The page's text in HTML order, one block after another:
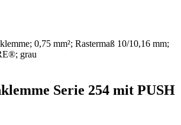
0,75 mm²; Rastermaß 10/10,16 mm;
grau
Serie 254 mit PUSH